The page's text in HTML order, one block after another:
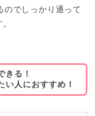
のでしっかり通って
きる！
い人におすすめ！